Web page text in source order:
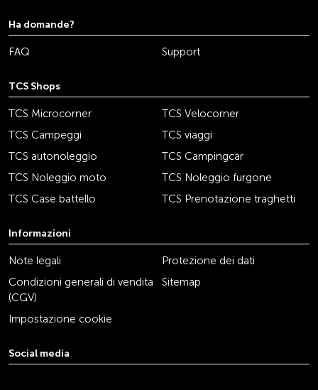
Ha domande?
FAQ Support
TCS Shops
TCS Microcorner
TCS Velocorner
TCS Campeggi
TCS viaggi
TCS autonoleggio
TCS Campingcar
TCS Noleggio moto
TCS Noleggio furgone
TCS Case battello
TCS Prenotazione traghetti
Informazioni
Note legali
Protezione dei dati
Condizioni generali di vendita
(CGV)
Sitemap
Impostazione cookie
Social media